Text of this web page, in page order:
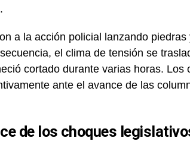
a la acción policial lanzando piedras
el clima de tensión se
cortado durante varias horas. Los
ante el avance de las
de los choques